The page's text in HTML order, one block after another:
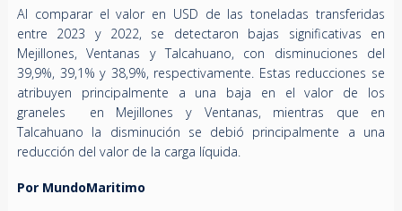
Al comparar el valor en USD de las toneladas transferidas
entre 2023 y 2022, se detectaron bajas significativas en
Mejillones, Ventanas y Talcahuano, con disminuciones del
39,9%, 39,1% y 38,9%, respectivamente. Estas reducciones se
atribuyen principalmente a una baja en el valor de los
graneles en Mejillones y Ventanas, mientras que en
Talcahuano la disminución se debió principalmente a una
reducción del valor de la carga líquida.
Por MundoMaritimo